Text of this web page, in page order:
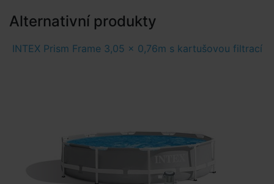
Alternativní produkty
INTEX Prism Frame 3,05 x 0,76m s kartušovou filtrací